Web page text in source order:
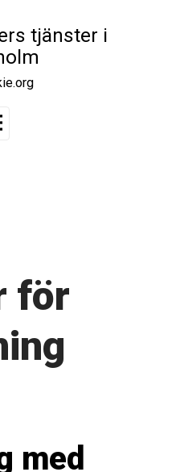
tjänster i
för
med